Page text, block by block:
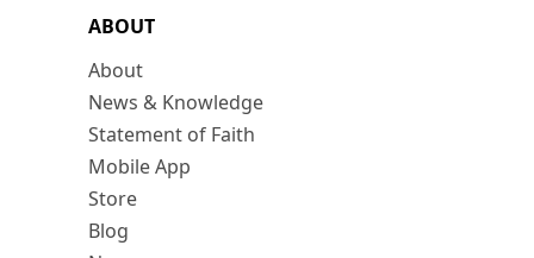
ABOUT
About
News & Knowledge
Statement of Faith
Mobile App
Store
Blog